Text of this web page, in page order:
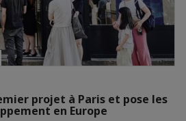
projet à Paris et pose les
en Europe